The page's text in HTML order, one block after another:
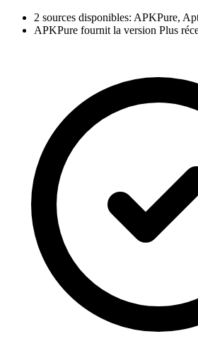
2 sources disponibles: APKPure,
APKPure fournit la version Plus